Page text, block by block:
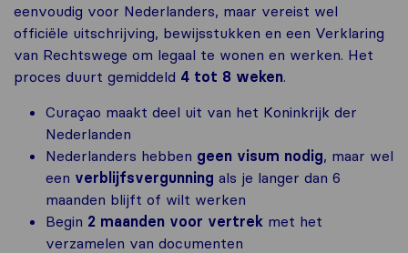
eenvoudig voor Nederlanders, maar vereist wel
officiële uitschrijving, bewijsstukken en een Verklaring
van Rechtswege om legaal te wonen en werken. Het
proces duurt gemiddeld 4 tot 8 weken.
Curaçao maakt deel uit van het Koninkrijk der
Nederlanden
Nederlanders hebben geen visum nodig, maar wel
een verblijfsvergunning als je langer dan 6
maanden blijft of wilt werken
Begin 2 maanden voor vertrek met het
verzamelen van documenten